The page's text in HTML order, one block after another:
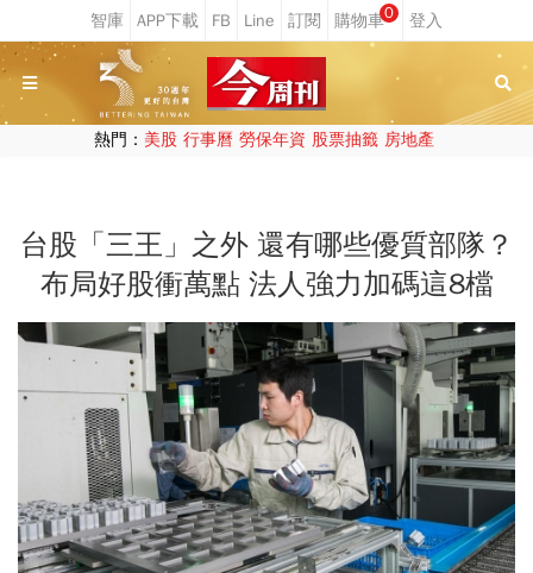
0
熱門： 美股 行事曆 勞保年資 股票抽籤 房地產
台股「三王」之外 還有哪些優質部隊？
布局好股衝萬點 法人強力加碼這8檔